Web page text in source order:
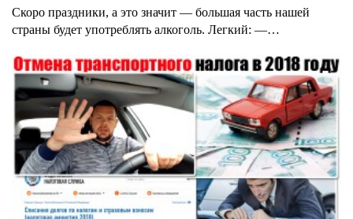
Скоро праздники, а это значит — большая часть нашей
страны будет употреблять алкоголь. Легкий: —…